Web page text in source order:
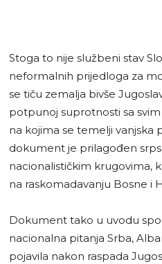
Stoga to nije službeni stav
neformalnih prijedloga za
se tiču ​​zemalja bivše
potpunoj suprotnosti sa
na kojima se temelji vanjska
dokument je prilagođen
nacionalističkim krugovima,
na raskomadavanju Bosne i
Dokument tako u uvodu
nacionalna pitanja Srba,
pojavila nakon raspada